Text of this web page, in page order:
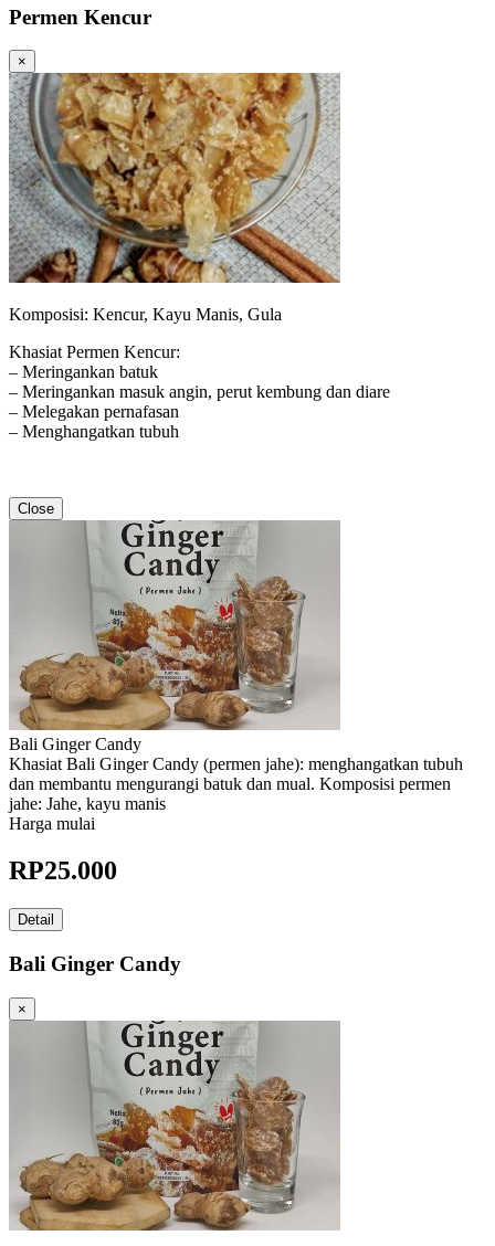
Permen Kencur
×
Komposisi: Kencur, Kayu Manis, Gula
Khasiat Permen Kencur:
– Meringankan batuk
– Meringankan masuk angin, perut kembung dan diare
– Melegakan pernafasan
– Menghangatkan tubuh
Close
Bali Ginger Candy
Khasiat Bali Ginger Candy (permen jahe): menghangatkan tubuh
dan membantu mengurangi batuk dan mual. Komposisi permen
jahe: Jahe, kayu manis
Harga mulai
RP25.000
Detail
Bali Ginger Candy
×